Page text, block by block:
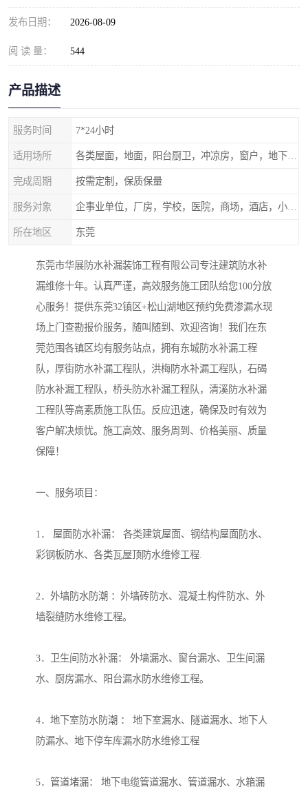
发布日期： 2026-08-09
阅 读 量： 544
产品描述
服务时间 7*24小时
适用场所
完成周期 按需定制，保质保量
服务对象
所在地区 东莞
东莞市华展防水补漏装饰工程有限公司专注建筑防水补
漏维修十年。认真严谨，高效服务施工团队给您100分放
心服务！提供东莞32镇区+松山湖地区预约免费渗漏水现
场上门查勘报价服务，随叫随到、欢迎咨询！我们在东
莞范围各镇区均有服务站点，拥有东城防水补漏工程
队，厚街防水补漏工程队，洪梅防水补漏工程队，石碣
防水补漏工程队，桥头防水补漏工程队，清溪防水补漏
工程队等高素质施工队伍。反应迅速，确保及时有效为
客户解决烦忧。施工高效、服务周到、价格美丽、质量
保障！
一、服务项目：
1． 屋面防水补漏： 各类建筑屋面、钢结构屋面防水、
彩钢板防水、各类瓦屋顶防水维修工程.
2．外墙防水防潮 ：外墙砖防水、混凝土构件防水、外
墙裂缝防水维修工程。
3．卫生间防水补漏： 外墙漏水、窗台漏水、卫生间漏
水、厨房漏水、阳台漏水防水维修工程。
4．地下室防水防潮 ： 地下室漏水、隧道漏水、地下人
防漏水、地下停车库漏水防水维修工程
5．管道堵漏： 地下电缆管道漏水、管道漏水、水箱漏